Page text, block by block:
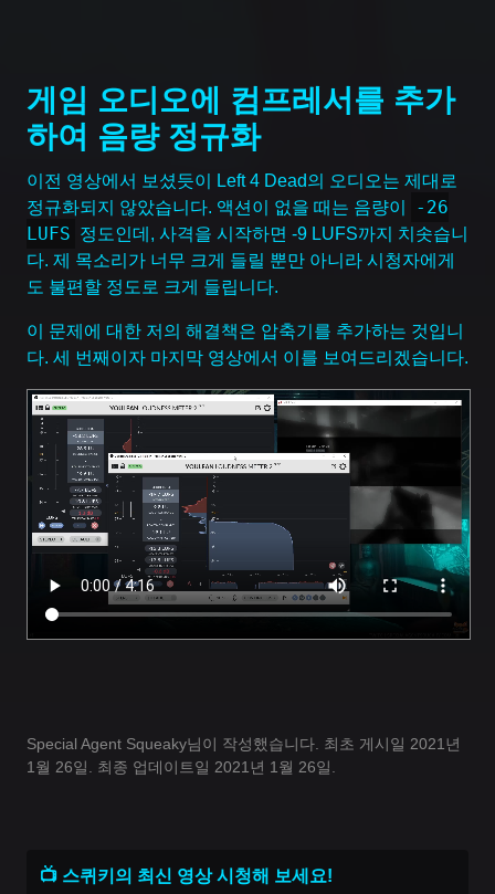
게임 오디오에 컴프레서를 추가
하여 음량 정규화
이전 영상에서 보셨듯이 Left 4 Dead의 오디오는 제대로
정규화되지 않았습니다. 액션이 없을 때는 음량이
-26
LUFS 정도인데, 사격을 시작하면 -9 LUFS까지 치솟습니
다. 제 목소리가 너무 크게 들릴 뿐만 아니라 시청자에게
도 불편할 정도로 크게 들립니다.
이 문제에 대한 저의 해결책은 압축기를 추가하는 것입니
다. 세 번째이자 마지막 영상에서 이를 보여드리겠습니다.
Special Agent Squeaky님이 작성했습니다. 최초 게시일 2021년
1월 26일. 최종 업데이트일 2021년 1월 26일.
📺 스퀴키의 최신 영상 시청해 보세요!